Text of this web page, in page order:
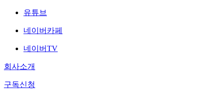
유튜브
네이버카페
네이버TV
회사소개
구독신청